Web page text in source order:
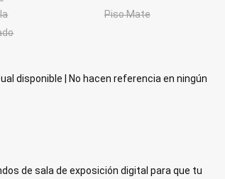
Piso Mate
disponible | No hacen referencia en ningún
de sala de exposición digital para que tu